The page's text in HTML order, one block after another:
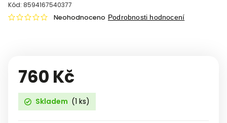
Kód: 8594167540377
Neohodnoceno Podrobnosti hodnocení
760 Kč
Skladem (1 ks)